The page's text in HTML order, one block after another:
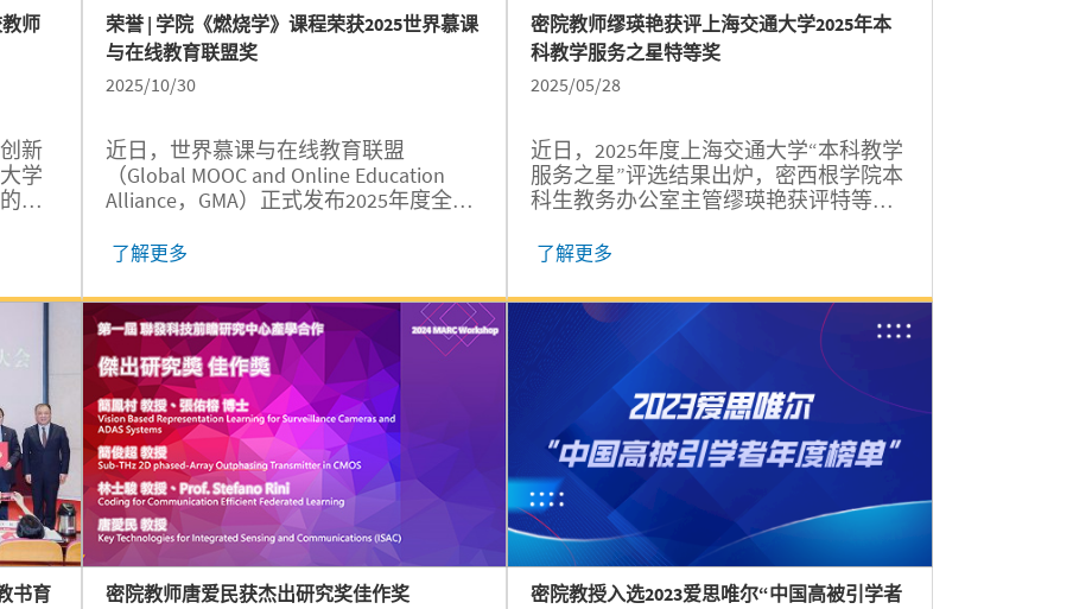
师
新
学
教
教
书育
荣誉 | 学院《燃烧学》课程荣获2025世界慕课
与在线教育联盟奖
2025/10/30
近日，世界慕课与在线教育联盟
（Global MOOC and Online Education
Alliance，GMA）正式发布2025年度全球
国际学院教师周德智主讲的课程《燃烧
了解更多
密院教师唐爱民获杰出研究奖佳作奖
密院教师缪瑛艳获评上海交通大学2025年本
科教学服务之星特等奖
2025/05/28
近日，2025年度上海交通大学“本科教学
服务之星”评选结果出炉，密西根学院本
科生教务办公室主管缪瑛艳获评特等
重点表彰在学校本科教学管理服务工作
先进典型，以激励全校本科教务工作者
提高管理服务效能，提升管理育人水
平。...
了解更多
密院教授入选2023爱思唯尔“中国高被引学者